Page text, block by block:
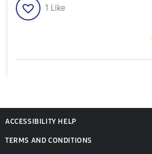
1 Like
ACCESSIBILITY HELP
TERMS AND CONDITIONS